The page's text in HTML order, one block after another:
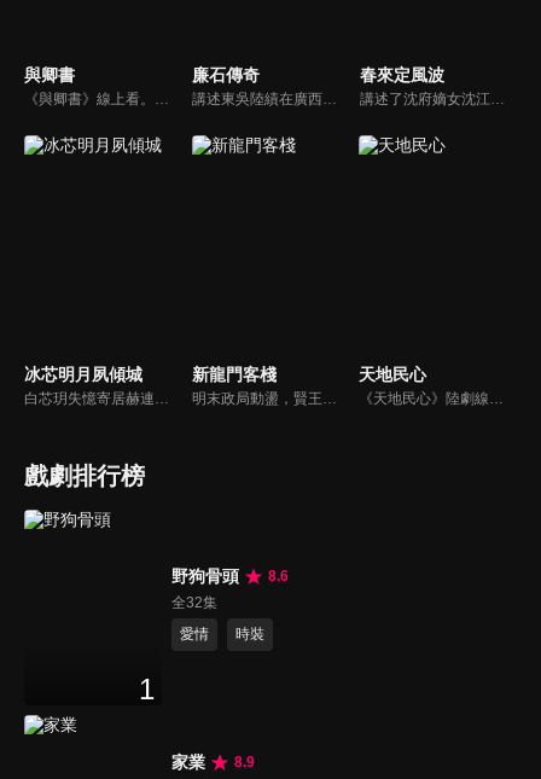
與卿書
《與卿書》線上看。姚州都督左經綸在上任途中誤入與世隔絕的村落—桃花塢，這裡有一個奇特的習俗，女子只有談過戀愛才算成年，左經綸突然出現在柳卿卿的「阿羅風」上任儀式，被族人認定為天意，強行留下左經綸在桃花塢……
廉石傳奇
講述東吳陸績在廣西鬱林任職期間，改革落後生產、提倡科教文化、為官剛直不阿、肅貪拒賄、兩袖清風、倡導廉政的故事。陸績的清廉自守，深得鬱林百姓的擁戴，當鬱林城大兵壓境的危急關頭，全城數萬百姓挺身而出，一場懸殊的奪城之戰，卻因為太守的一呼百應和百姓們的眾志成城而大獲全勝。
春來定風波
講述了沈府嫡女沈江離至純至善，成婚夜被設計與二少主陸景明有夫妻之實，還遭陷害禁足祠堂。分娩遇難被救後兒子焱焱卻有頑疾，藥只有陸家有，沈江離為救子重回陸府。她打臉刁難者，揭開當年被陷害的陰謀，也解開與陸景明的誤會，焱焱則神助攻兩人破鏡重圓。
冰芯明月夙傾城
白芯玥失憶寄居赫連府，與赫連夙在查探身世的過程中糾纏不清，彼此間情愫暗生。然而，藍羽軍的謎團、玄璃珠的秘密、以及潛伏在暗處的千機閣，讓他們步步驚心。白芯玥曾經的青梅竹馬沈瀾熠，如今卻是隱藏黑暗勢力的操控者，在愛與仇恨間掙扎。赫連夙和白芯玥能否衝破重重阻礙，找回真相？
新龍門客棧
明末政局動盪，賢王將立為太子，引來敬王與東廠曹少欽暗中謀害。錦衣衛周淮安護送英王遇伏，逃亡途中攜小王爺求助俠女邱莫言，並逃至龍門島。女掌櫃金鑲玉傾心周淮安，三人情義糾葛。最終周力挫奸黨、昭雪忠冤，成就開海開市大業，功成隱退，金鑲玉守候不渝。
天地民心
《天地民心》陸劇線上看。該劇講述的是清代山西壽陽籍的著名文人祁寯藻從十幾歲到七十幾歲的傳奇人生故事。
戲劇排行榜
1
野狗骨頭
8.6
全32集
愛情
時裝
家業
8.9